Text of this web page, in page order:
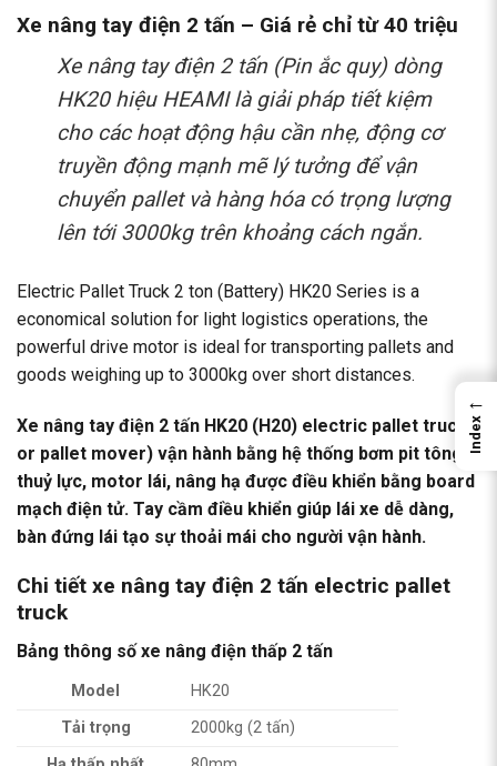
Xe nâng tay điện 2 tấn – Giá rẻ chỉ từ 40 triệu
Xe nâng tay điện 2 tấn (Pin ắc quy) dòng
HK20 hiệu HEAMI là giải pháp tiết kiệm
cho các hoạt động hậu cần nhẹ, động cơ
truyền động mạnh mẽ lý tưởng để vận
chuyển pallet và hàng hóa có trọng lượng
lên tới 3000kg trên khoảng cách ngắn.
Electric Pallet Truck 2 ton (Battery) HK20 Series is a
economical solution for light logistics operations, the
powerful drive motor is ideal for transporting pallets and
goods weighing up to 3000kg over short distances.
Xe nâng tay điện 2 tấn HK20 (H20) electric pallet truck
or pallet mover) vận hành bằng hệ thống bơm pit tông
thuỷ lực, motor lái, nâng hạ được điều khiển bằng board
mạch điện tử. Tay cầm điều khiển giúp lái xe dễ dàng,
bàn đứng lái tạo sự thoải mái cho người vận hành.
Chi tiết xe nâng tay điện 2 tấn electric pallet
truck
Bảng thông số xe nâng điện thấp 2 tấn
Model
HK20
Tải trọng
2000kg (2 tấn)
←
Index